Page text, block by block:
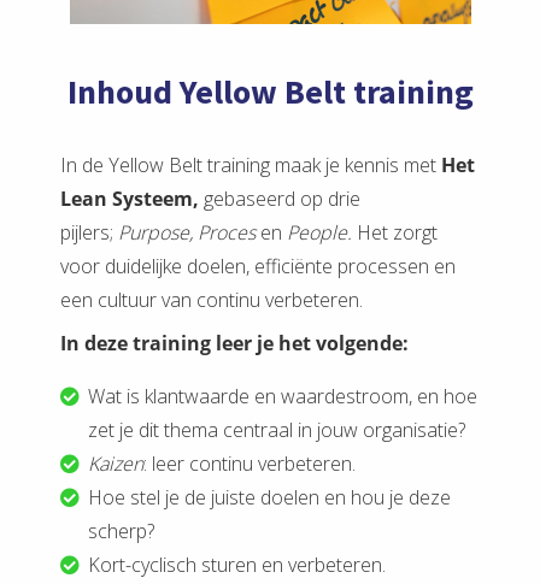
Inhoud Yellow Belt training
In de Yellow Belt training maak je kennis met Het
Lean Systeem, gebaseerd op drie
pijlers; Purpose, Procesen People. Het zorgt
voor duidelijke doelen, efficiënte processen en
een cultuur van continu verbeteren.
In deze training leer je het volgende:
Wat is klantwaarde en waardestroom, en hoe
zet je dit thema centraal in jouw organisatie?
Kaizen: leer continu verbeteren.
Hoe stel je de juiste doelen en hou je deze
scherp?
Kort-cyclisch sturen en verbeteren.